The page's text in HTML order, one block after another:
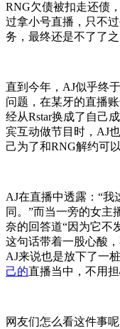
RNG欠债被扣走还债
过拿小号直播，只不
务，最终还是不了了之
直到今年，AJ似乎终
问题，在某牙的直播
经从Rstar换成了自己
宾互动做节目时，AJ
己为了和RNG解约可
AJ在直播中透露：“我
同。”而当一旁的女主
奈的回答道“因为它不
这句话带着一股心酸
AJ来说也是放下了一
己的直播当中，不用
网友们怎么看这件事